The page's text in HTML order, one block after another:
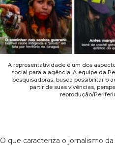
A representatividade é um dos
social para a agência. A equipe da
pesquisadoras, busca possibilitar o
partir de suas vivências,
reprodução/
O que caracteriza o jornalismo